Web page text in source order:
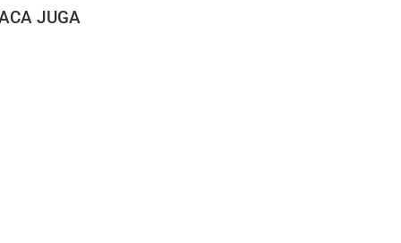
JUGA